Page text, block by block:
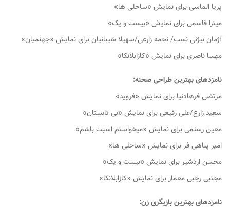
پریا الماسی برای نمایش «ساحلی ها»
میترا قاسمی برای نمایش «بیست و یک»
آژمان بیژنی نسب/ نجمه زارعی/سهیلا شیبانیان برای نمایش «جهنمیان»
مهسا ناصری برای نمایش «کازابلانکا»
نامزدهای بهترین طراحی صحنه:
مرتضی فرهادنیا برای نمایش «فروید»
سعید زارع/علی رفیعی برای نمایش «بی تابستان»
معین رستمی برای نمایش «میخواستم اسبت باشم»
امیر پناهی فر برای نمایش «ساحلی ها»
محسن اردشیر برای نمایش «بیست و یک»
مجتبی رجبی معمار برای نمایش «کازابلانکا»
نامزدهای بهترین بازیگری زن: